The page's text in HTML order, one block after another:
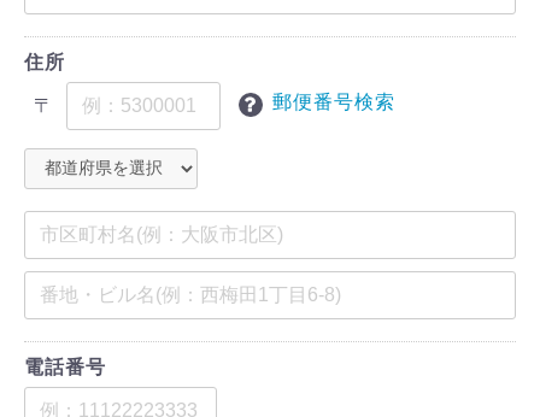
住所
〒
郵便番号検索
電話番号